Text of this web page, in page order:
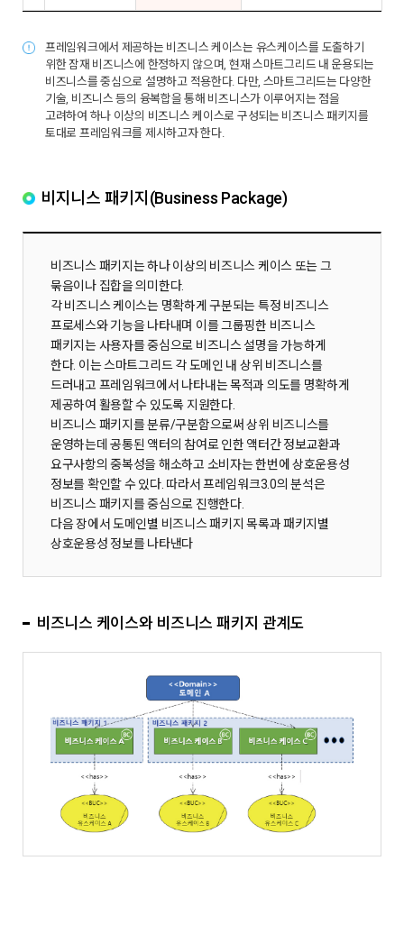
프레임워크에서 제공하는 비즈니스 케이스는 유스케이스를 도출하기
위한 잠재 비즈니스에 한정하지 않으며, 현재 스마트그리드 내 운용되는
비즈니스를 중심으로 설명하고 적용한다. 다만, 스마트그리드는 다양한
기술, 비즈니스 등의 융복합을 통해 비즈니스가 이루어지는 점을
고려하여 하나 이상의 비즈니스 케이스로 구성되는 비즈니스 패키지를
토대로 프레임워크를 제시하고자 한다.
비지니스 패키지(Business Package)
비즈니스 패키지는 하나 이상의 비즈니스 케이스 또는 그
묶음이나 집합을 의미한다.
각 비즈니스 케이스는 명확하게 구분되는 특정 비즈니스
프로세스와 기능을 나타내며 이를 그룹핑한 비즈니스
패키지는 사용자를 중심으로 비즈니스 설명을 가능하게
한다. 이는 스마트그리드 각 도메인 내 상위 비즈니스를
드러내고 프레임워크에서 나타내는 목적과 의도를 명확하게
제공하여 활용할 수 있도록 지원한다.
비즈니스 패키지를 분류/구분함으로써 상위 비즈니스를
운영하는데 공통된 액터의 참여로 인한 액터간 정보교환과
요구사항의 중복성을 해소하고 소비자는 한번에 상호운용성
정보를 확인할 수 있다. 따라서 프레임워크3.0의 분석은
비즈니스 패키지를 중심으로 진행한다.
다음 장에서 도메인별 비즈니스 패키지 목록과 패키지별
상호운용성 정보를 나타낸다
비즈니스 케이스와 비즈니스 패키지 관계도